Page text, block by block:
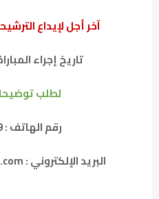
آخر أجل لإيداع
تاريخ إجراء
لطلب
رقم الهاتف : 0662839489
البريد الإلكتروني : benalioua01@gamil.com